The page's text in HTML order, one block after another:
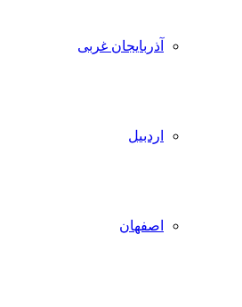
آذربایجان غربی
اردبیل
اصفهان